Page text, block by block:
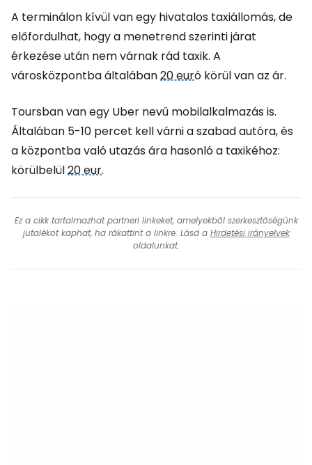
A terminálon kívül van egy hivatalos taxiállomás, de
előfordulhat, hogy a menetrend szerinti járat
érkezése után nem várnak rád taxik. A
városközpontba általában20 euró körül van az ár.
Toursban van egy Uber nevű mobilalkalmazás is.
Általában 5-10 percet kell várni a szabad autóra, és
a központba való utazás ára hasonló a taxikéhoz:
körülbelül20 eur.
Ez a cikk tartalmazhat partneri linkeket, amelyekből szerkesztőségünk
jutalékot kaphat, ha rákattint a linkre. Lásd a Hirdetési irányelvek
oldalunkat.